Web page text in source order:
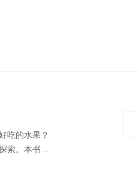
吃的水果？
索。本书根
的介绍，也